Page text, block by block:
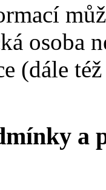
osoba
(dále
a